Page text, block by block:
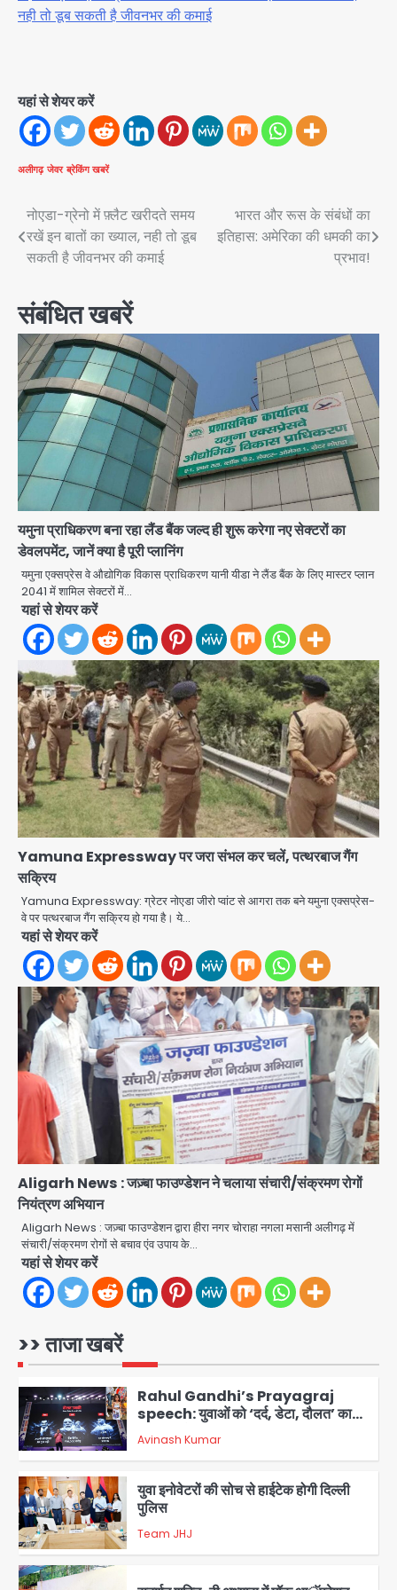
नही तो डूब सकती है जीवनभर की कमाई
यहां से शेयर करें
अलीगढ़ जेवर ब्रेकिंग खबरें
Post
navigation
नोएडा-ग्रेनो में फ़्लैट खरीदते समय
रखें इन बातों का ख्याल, नही तो डूब
सकती है जीवनभर की कमाई
भारत और रूस के संबंधों का
इतिहास: अमेरिका की धमकी का
प्रभाव!
संबंधित खबरें
यमुना प्राधिकरण बना रहा लैंड बैंक जल्द ही शुरू करेगा नए सेक्टरों का
डेवलपमेंट, जानें क्या है पूरी प्लानिंग
यमुना एक्सप्रेस वे औद्योगिक विकास प्राधिकरण यानी यीडा ने लैंड बैंक के लिए मास्टर प्लान
2041 में शामिल सेक्टरों में…
यहां से शेयर करें
Yamuna Expressway पर जरा संभल कर चलें, पत्थरबाज गैंग
सक्रिय
Yamuna Expressway: ग्रेटर नोएडा जीरो प्वांट से आगरा तक बने यमुना एक्सप्रेस-
वे पर पत्थरबाज गैंग सक्रिय हो गया है। ये…
यहां से शेयर करें
Aligarh News : जज़्बा फाउण्डेशन ने चलाया संचारी/संक्रमण रोगों
नियंत्रण अभियान
Aligarh News : जज़्बा फाउण्डेशन द्वारा हीरा नगर चोराहा नगला मसानी अलीगढ़ में
संचारी/संक्रमण रोगों से बचाव एंव उपाय के…
यहां से शेयर करें
>> ताजा खबरें
2
Rahul Gandhi’s Prayagraj
speech: युवाओं को ‘दर्द, डेटा, दौलत’ का
3
युवा इनोवेटरों की सोच से हाईटेक होगी दिल्ली
पुलिस
Team JHJ
4
सुदर्शन शक्ति-वी अभ्यास में मॉक आॅपरेशन
Team JHJ
5
एयरपोर्ट का फर्जी कर्मचारी बनकर 3 लाख
Team JHJ
Noida Sector-49: सेक्टर-49 में 18
साल की मेड ने की खुदकुशी, शरीर पर नहीं मिली
कोई बाहरी
2
Rahul Gandhi’s Prayagraj
speech: युवाओं को ‘दर्द, डेटा, दौलत’ का
संदेश, बीजेपी का वार
Avinash Kumar
3
युवा इनोवेटरों की सोच से हाईटेक होगी दिल्ली
पुलिस
Team JHJ